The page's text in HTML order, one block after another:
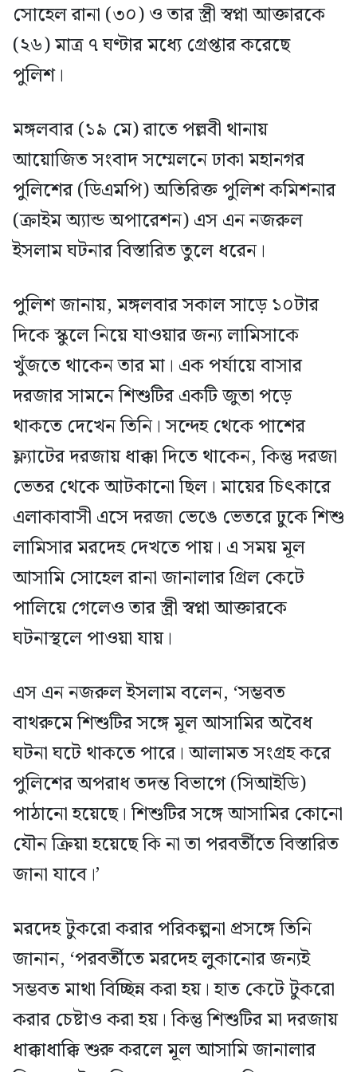
সোহেল রানা (৩০) ও তার স্ত্রী স্বপ্না আক্তারকে
(২৬) মাত্র ৭ ঘণ্টার মধ্যে গ্রেপ্তার করেছে
পুলিশ।
মঙ্গলবার (১৯ মে) রাতে পল্লবী থানায়
আয়োজিত সংবাদ সম্মেলনে ঢাকা মহানগর
পুলিশের (ডিএমপি) অতিরিক্ত পুলিশ কমিশনার
(ক্রাইম অ্যান্ড অপারেশন) এস এন নজরুল
ইসলাম ঘটনার বিস্তারিত তুলে ধরেন।
পুলিশ জানায়, মঙ্গলবার সকাল সাড়ে ১০টার
দিকে স্কুলে নিয়ে যাওয়ার জন্য লামিসাকে
খুঁজতে থাকেন তার মা। এক পর্যায়ে বাসার
দরজার সামনে শিশুটির একটি জুতা পড়ে
থাকতে দেখেন তিনি। সন্দেহ থেকে পাশের
ফ্ল্যাটের দরজায় ধাক্কা দিতে থাকেন, কিন্তু দরজা
ভেতর থেকে আটকানো ছিল। মায়ের চিৎকারে
এলাকাবাসী এসে দরজা ভেঙে ভেতরে ঢুকে শিশু
লামিসার মরদেহ দেখতে পায়। এ সময় মূল
আসামি সোহেল রানা জানালার গ্রিল কেটে
পালিয়ে গেলেও তার স্ত্রী স্বপ্না আক্তারকে
ঘটনাস্থলে পাওয়া যায়।
এস এন নজরুল ইসলাম বলেন, ‘সম্ভবত
বাথরুমে শিশুটির সঙ্গে মূল আসামির অবৈধ
ঘটনা ঘটে থাকতে পারে। আলামত সংগ্রহ করে
পুলিশের অপরাধ তদন্ত বিভাগে (সিআইডি)
পাঠানো হয়েছে। শিশুটির সঙ্গে আসামির কোনো
যৌন ক্রিয়া হয়েছে কি না তা পরবর্তীতে বিস্তারিত
জানা যাবে।’
মরদেহ টুকরো করার পরিকল্পনা প্রসঙ্গে তিনি
জানান, ‘পরবর্তীতে মরদেহ লুকানোর জন্যই
সম্ভবত মাথা বিচ্ছিন্ন করা হয়। হাত কেটে টুকরো
করার চেষ্টাও করা হয়। কিন্তু শিশুটির মা দরজায়
ধাক্কাধাক্কি শুরু করলে মূল আসামি জানালার